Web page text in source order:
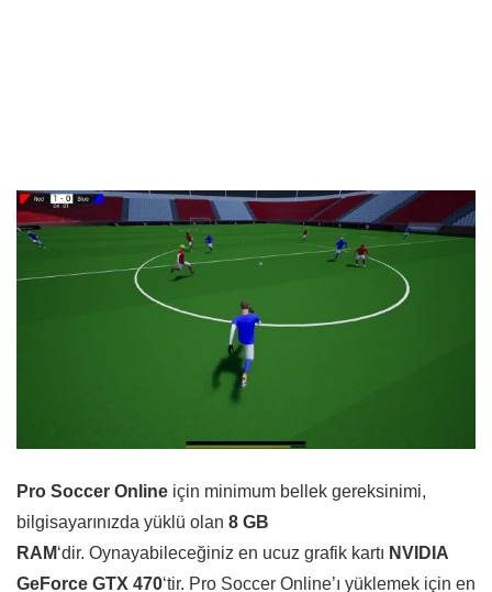
Pro Soccer Online için minimum bellek gereksinimi,
bilgisayarınızda yüklü olan 8 GB
RAM‘dir. Oynayabileceğiniz en ucuz grafik kartı NVIDIA
GeForce GTX 470‘tir. Pro Soccer Online’ı yüklemek için en